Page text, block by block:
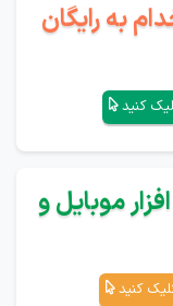
به رایگان
کنید
موبایل و
کنید